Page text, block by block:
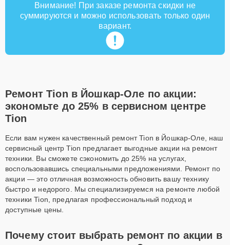
Внимание! При заказе ремонта скидки не
суммируются и можно использовать только один
вариант.
Ремонт Tion в Йошкар-Оле по акции:
экономьте до 25% в сервисном центре
Tion
Если вам нужен качественный ремонт Tion в Йошкар-Оле, наш
сервисный центр Tion предлагает выгодные акции на ремонт
техники. Вы сможете сэкономить до 25% на услугах,
воспользовавшись специальными предложениями. Ремонт по
акции — это отличная возможность обновить вашу технику
быстро и недорого. Мы специализируемся на ремонте любой
техники Tion, предлагая профессиональный подход и
доступные цены.
Почему стоит выбрать ремонт по акции в